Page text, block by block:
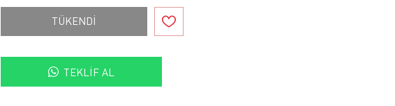
TÜKENDİ
TEKLIF AL